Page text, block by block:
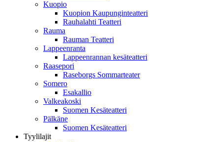
Kuopio
Kuopion Kaupunginteatteri
Rauhalahti Teatteri
Rauma
Rauman Teatteri
Lappeenranta
Lappeenrannan kesäteatteri
Raasepori
Raseborgs Sommarteater
Somero
Esakallio
Valkeakoski
Suomen Kesäteatteri
Pälkäne
Suomen Kesäteatteri
Tyylilajit